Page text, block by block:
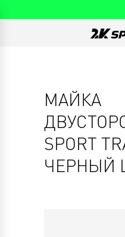
МАЙКА
SPORT
ЧЕРНЫЙ